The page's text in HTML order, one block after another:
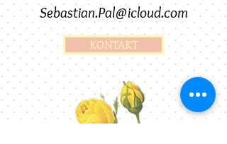
Sebastian.Pal@icloud.com
KONTAKT